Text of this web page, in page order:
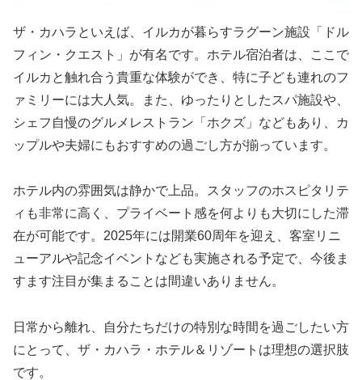
ザ・カハラといえば、イルカが暮らすラグーン施設「ドル
フィン・クエスト」が有名です。ホテル宿泊者は、ここで
イルカと触れ合う貴重な体験ができ、特に子ども連れのフ
ァミリーには大人気。また、ゆったりとしたスパ施設や、
シェフ自慢のグルメレストラン「ホクズ」などもあり、カ
ップルや夫婦にもおすすめの過ごし方が揃っています。
ホテル内の雰囲気は静かで上品。スタッフのホスピタリテ
ィも非常に高く、プライベート感を何よりも大切にした滞
在が可能です。2025年には開業60周年を迎え、客室リニ
ューアルや記念イベントなども実施される予定で、今後ま
すます注目が集まることは間違いありません。
日常から離れ、自分たちだけの特別な時間を過ごしたい方
にとって、ザ・カハラ・ホテル＆リゾートは理想の選択肢
です。